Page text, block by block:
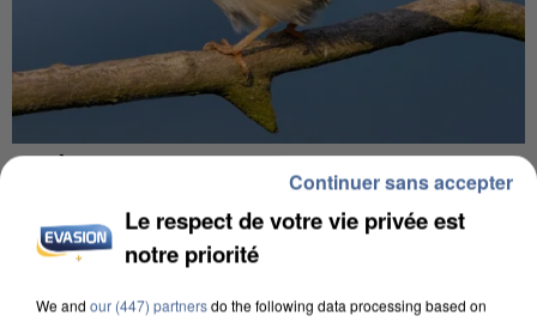
APRÈS TOUTES CES CANICULES, LES REFUGES
DE FAUNE SAUVAGE SONT...
Le respect de votre vie privée est
notre priorité
We and our (447) partnersdo the following data processing based on
Continuer sans accepter